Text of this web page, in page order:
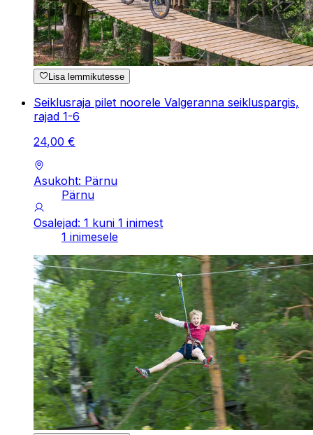
Lisa lemmikutesse
Seiklusraja pilet noorele Valgeranna seikluspargis,
rajad 1-6
24,00 €
Asukoht: Pärnu
Pärnu
Osalejad: 1 kuni 1 inimest
1 inimesele